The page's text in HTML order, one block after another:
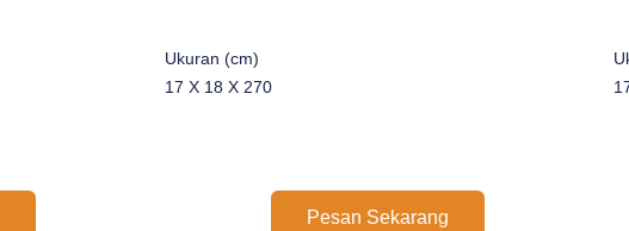
Ukuran (cm)
17 X 18 X 270
Pesan Sekarang